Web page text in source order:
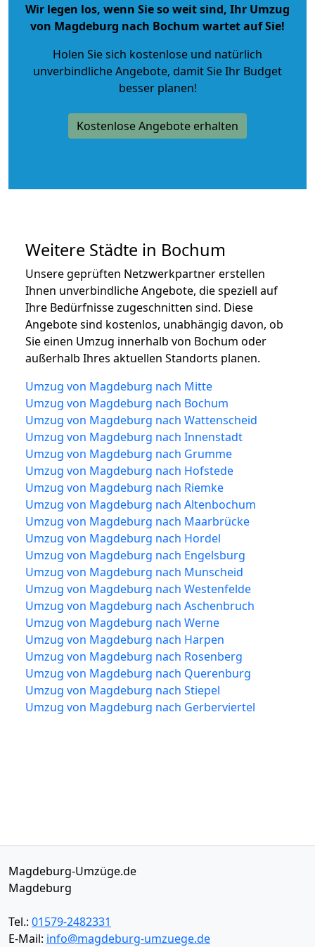
Wir legen los, wenn Sie so weit sind, Ihr Umzug
von Magdeburg nach Bochum wartet auf Sie!
Holen Sie sich kostenlose und natürlich
unverbindliche Angebote, damit Sie Ihr Budget
besser planen!
Kostenlose Angebote erhalten
Weitere Städte in Bochum
Unsere geprüften Netzwerkpartner erstellen
Ihnen unverbindliche Angebote, die speziell auf
Ihre Bedürfnisse zugeschnitten sind. Diese
Angebote sind kostenlos, unabhängig davon, ob
Sie einen Umzug innerhalb von Bochum oder
außerhalb Ihres aktuellen Standorts planen.
Umzug von Magdeburg nach Mitte
Umzug von Magdeburg nach Bochum
Umzug von Magdeburg nach Wattenscheid
Umzug von Magdeburg nach Innenstadt
Umzug von Magdeburg nach Grumme
Umzug von Magdeburg nach Hofstede
Umzug von Magdeburg nach Riemke
Umzug von Magdeburg nach Altenbochum
Umzug von Magdeburg nach Maarbrücke
Umzug von Magdeburg nach Hordel
Umzug von Magdeburg nach Engelsburg
Umzug von Magdeburg nach Munscheid
Umzug von Magdeburg nach Westenfelde
Umzug von Magdeburg nach Aschenbruch
Umzug von Magdeburg nach Werne
Umzug von Magdeburg nach Harpen
Umzug von Magdeburg nach Rosenberg
Umzug von Magdeburg nach Querenburg
Umzug von Magdeburg nach Stiepel
Umzug von Magdeburg nach Gerberviertel
Magdeburg-Umzüge.de
Magdeburg
Tel.: 01579-2482331
E-Mail: info@magdeburg-umzuege.de